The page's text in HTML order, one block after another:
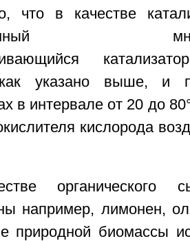
что в качестве
указано выше, и
в интервале от 20 до
кислорода
органического
например, лимонен,
природной биомассы